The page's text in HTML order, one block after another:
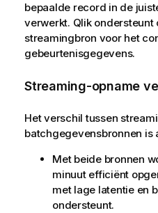
bepaalde record in de
verwerkt. Qlikondersteunt
streamingbron voor het
gebeurtenisgegevens.
Streaming-opname
Het verschil tussen
batchgegevensbronnen is
Met beide bronnen
minuut efficiënt
met lage latentie en
ondersteunt.